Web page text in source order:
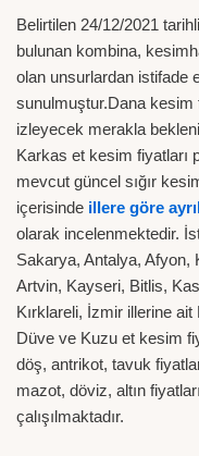
Belirtilen 24/12/2021
bulunan kombina,
olan unsurlardan istifade
sunulmuştur.Dana kesim
izleyecek merakla
Karkas et kesim fiyatları
mevcut güncel sığır
içerisinde illere göre
olarak incelenmektedir.
Sakarya, Antalya, Afyon,
Artvin, Kayseri, Bitlis,
Kırklareli, İzmir illerine
Düve ve Kuzu et kesim
döş, antrikot, tavuk
mazot, döviz, altın
çalışılmaktadır.